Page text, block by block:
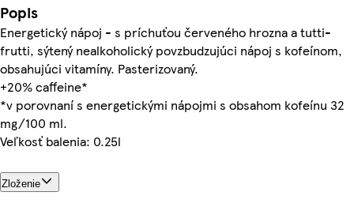
Popis
Energetický nápoj - s príchuťou červeného hrozna a tutti-
frutti, sýtený nealkoholický povzbudzujúci nápoj s kofeínom,
obsahujúci vitamíny. Pasterizovaný.
+20% caffeine*
*v porovnaní s energetickými nápojmi s obsahom kofeínu 32
mg/100 ml.
Veľkosť balenia: 0.25l
Zloženie